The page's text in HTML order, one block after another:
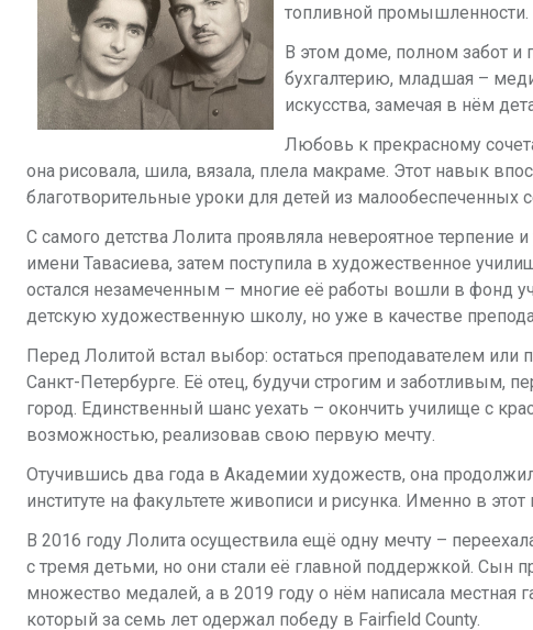
топливной промышленности.
В этом доме, полном забот и
бухгалтерию, младшая –
искусства, замечая в нём
Любовь к прекрасному
она рисовала, шила, вязала, плела макраме. Этот навык
благотворительные уроки для детей из малообеспеченных
С самого детства Лолита проявляла невероятное терпение
имени Тавасиева, затем поступила в художественное
остался незамеченным – многие её работы вошли в фонд
детскую художественную школу, но уже в качестве
Перед Лолитой встал выбор: остаться преподавателем
Санкт-Петербурге. Её отец, будучи строгим и заботливым,
город. Единственный шанс уехать – окончить училище с
возможностью, реализовав свою первую мечту.
Отучившись два года в Академии художеств, она
институте на факультете живописи и рисунка. Именно в
В 2016 году Лолита осуществила ещё одну мечту –
с тремя детьми, но они стали её главной поддержкой. Сын
множество медалей, а в 2019 году о нём написала местная
который за семь лет одержал победу в Fairfield County.